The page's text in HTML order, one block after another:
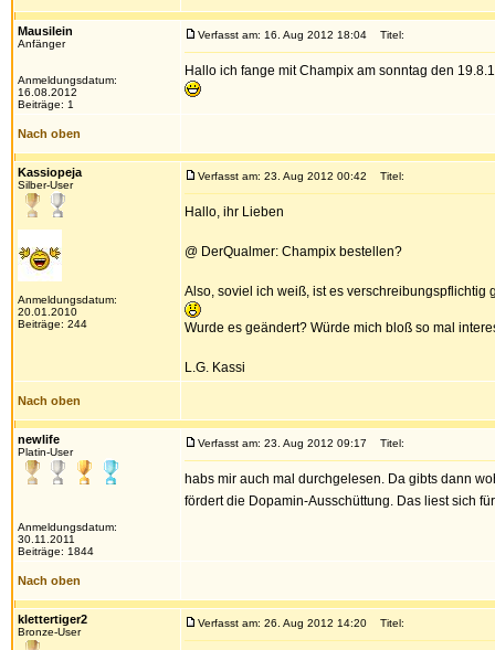
Mausilein
Anfänger
Anmeldungsdatum:
16.08.2012
Beiträge: 1
Verfasst am: 16. Aug 2012 18:04 Titel:
Hallo ich fange mit Champix am sonntag den
Nach oben
Kassiopeja
Silber-User
Anmeldungsdatum:
20.01.2010
Beiträge: 244
Verfasst am: 23. Aug 2012 00:42 Titel:
Hallo, ihr Lieben
@ DerQualmer: Champix bestellen?
Also, soviel ich weiß, ist es verschreibungspflichtig
Wurde es geändert? Würde mich bloß so mal
L.G. Kassi
Nach oben
newlife
Platin-User
Anmeldungsdatum:
30.11.2011
Beiträge: 1844
Verfasst am: 23. Aug 2012 09:17 Titel:
habs mir auch mal durchgelesen. Da gibts dann
fördert die Dopamin-Ausschüttung. Das liest sich
Nach oben
klettertiger2
Bronze-User
Verfasst am: 26. Aug 2012 14:20 Titel: